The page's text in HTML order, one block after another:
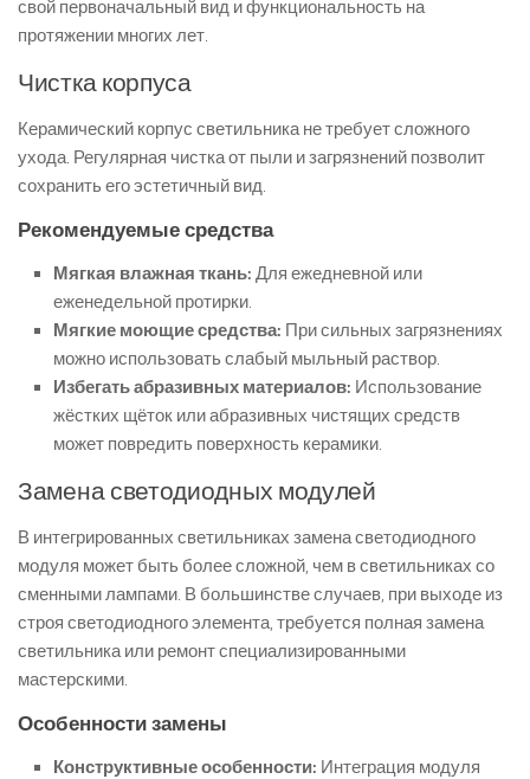
свой первоначальный вид и функциональность на
протяжении многих лет.
Чистка корпуса
Керамический корпус светильника не требует сложного
ухода. Регулярная чистка от пыли и загрязнений позволит
сохранить его эстетичный вид.
Рекомендуемые средства
Мягкая влажная ткань: Для ежедневной или
еженедельной протирки.
Мягкие моющие средства: При сильных загрязнениях
можно использовать слабый мыльный раствор.
Избегать абразивных материалов: Использование
жёстких щёток или абразивных чистящих средств
может повредить поверхность керамики.
Замена светодиодных модулей
В интегрированных светильниках замена светодиодного
модуля может быть более сложной, чем в светильниках со
сменными лампами. В большинстве случаев, при выходе из
строя светодиодного элемента, требуется полная замена
светильника или ремонт специализированными
мастерскими.
Особенности замены
Конструктивные особенности: Интеграция модуля